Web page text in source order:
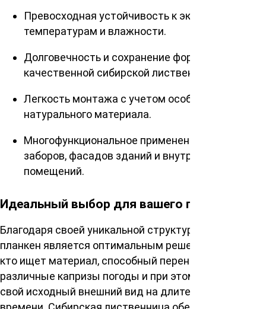
Превосходная устойчивость к экстремальным
температурам и влажности.
Долговечность и сохранение формы за счет
качественной сибирской лиственницы.
Легкость монтажа с учетом особенностей
натурального материала.
Многофункциональное применение: отделка
заборов, фасадов зданий и внутренних
помещений.
Идеальный выбор для вашего проекта
Благодаря своей уникальной структуре, данный
планкен является оптимальным решением для тех,
кто ищет материал, способный перенести
различные капризы погоды и при этом сохранить
свой исходный внешний вид на длительный период